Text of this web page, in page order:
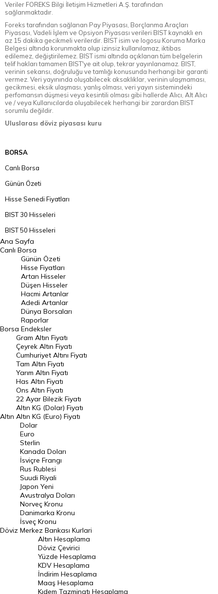
Veriler FOREKS Bilgi İletişim Hizmetleri A.Ş. tarafından
sağlanmaktadır.
Foreks tarafından sağlanan Pay Piyasası, Borçlanma Araçları
Piyasası, Vadeli İşlem ve Opsiyon Piyasası verileri BIST kaynaklı en
az 15 dakika gecikmeli verilerdir. BIST isim ve logosu Koruma Marka
Belgesi altında korunmakta olup izinsiz kullanılamaz, iktibas
edilemez, değiştirilemez. BIST ismi altında açıklanan tüm belgelerin
telif hakları tamamen BIST'ye ait olup, tekrar yayınlanamaz. BIST,
verinin sekansı, doğruluğu ve tamlığı konusunda herhangi bir garanti
vermez. Veri yayınında oluşabilecek aksaklıklar, verinin ulaşmaması,
gecikmesi, eksik ulaşması, yanlış olması, veri yayın sistemindeki
perfomansın düşmesi veya kesintili olması gibi hallerde Alıcı, Alt Alıcı
ve / veya Kullanıcılarda oluşabilecek herhangi bir zarardan BIST
sorumlu değildir.
Uluslarası döviz piyasası kuru
BORSA
Canlı Borsa
Günün Özeti
Hisse Senedi Fiyatları
BIST 30 Hisseleri
BIST 50 Hisseleri
BIST 100 Hisseleri
En Çok Artan Hisseler
En Çok Düşen Hisseler
Hacmi Artanlar
Geçmiş Kapanışlar
Dünya Borsaları
Raporlar
Endeksler
DÖVİZ
Döviz Kuru
Dolar Kuru
Euro Kuru
Pound Kuru
Frank Kuru
Riyal Kuru
Avustralya Doları
Danimarka Kronu Kuru
Kanada Doları Kuru
Norveç Kronu Kuru
İsveç Kronu Kuru
Japon Yeni Kuru
Serbest Piyasa Döviz Kurları
Ana Sayfa
Canlı Borsa
Borsa
Günün Özeti
Hisse Fiyatları
Artan Hisseler
Düşen Hisseler
Hacmi Artanlar
Adedi Artanlar
Dünya Borsaları
Raporlar
Endeksler
Altın
Gram Altın Fiyatı
Çeyrek Altın Fiyatı
Cumhuriyet Altını Fiyatı
Tam Altın Fiyatı
Yarım Altın Fiyatı
Has Altın Fiyatı
Ons Altın Fiyatı
22 Ayar Bilezik Fiyatı
Altın KG (Dolar) Fiyatı
Altın KG (Euro) Fiyatı
Döviz
Dolar
Euro
Sterlin
Kanada Doları
İsviçre Frangı
Rus Rublesi
Suudi Riyali
Japon Yeni
Avustralya Doları
Norveç Kronu
Danimarka Kronu
İsveç Kronu
Merkez Bankası Kurlari
Altın Hesaplama
Döviz Çevirici
Yüzde Hesaplama
KDV Hesaplama
İndirim Hesaplama
Maaş Hesaplama
Kıdem Tazminatı Hesaplama